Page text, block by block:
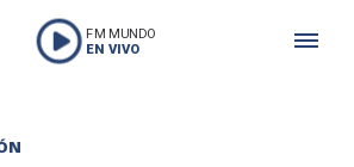
FM MUNDO
EN VIVO